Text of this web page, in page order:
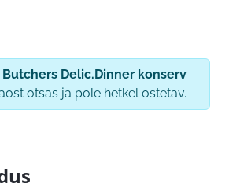
Delic.Dinner konserv
otsas ja pole hetkel ostetav.